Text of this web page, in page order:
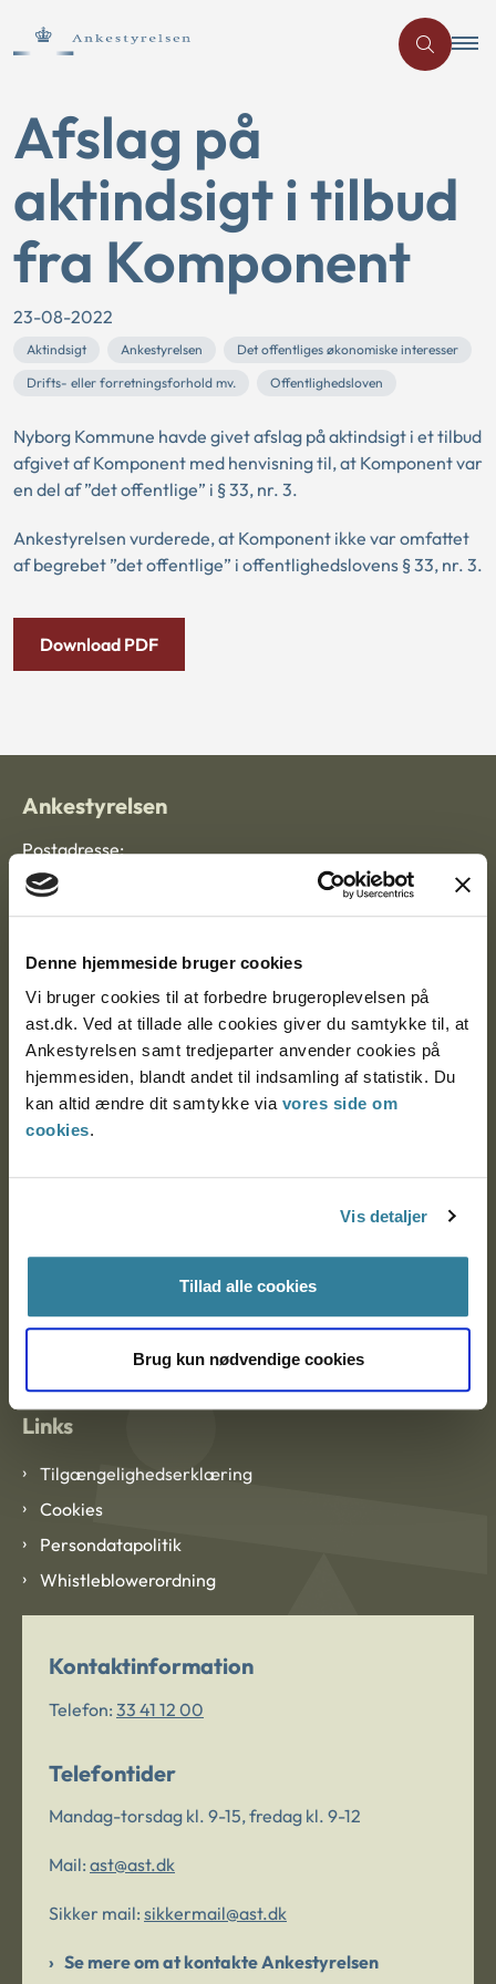
Denne hjemmeside bruger cookies
Vi bruger cookies til at forbedre brugeroplevelsen på
ast.dk. Ved at tillade alle cookies giver du samtykke til, at
Ankestyrelsen samt tredjeparter anvender cookies på
hjemmesiden, blandt andet til indsamling af statistik. Du
kan altid ændre dit samtykke via vores side om
cookies.
Vis detaljer
Tillad alle cookies
Brug kun nødvendige cookies
Afslag på
aktindsigt i tilbud
fra Komponent
23-08-2022
Aktindsigt Ankestyrelsen
Det offentliges økonomiske interesser
Drifts- eller forretningsforhold mv.
Offentlighedsloven
Nyborg Kommune havde givet afslag på aktindsigt i et tilbud
afgivet af Komponent med henvisning til, at Komponent var
en del af ”det offentlige” i § 33, nr. 3.
Ankestyrelsen vurderede, at Komponent ikke var omfattet
af begrebet ”det offentlige” i offentlighedslovens § 33, nr. 3.
Download PDF
Ankestyrelsen
Postadresse:
Nytorv 7, 2. sal
Ankestyrelsen Aalborg
Ankestyrelsen København
Om Ankestyrelsen
Om Ankestyrelsen
Blanketter og kontaktformularer
Links
Tilgængelighedserklæring
Cookies
Persondatapolitik
Whistleblowerordning
Kontaktinformation
Telefon: 33 41 12 00
Telefontider
Mandag-torsdag kl. 9-15, fredag kl. 9-12
Mail: ast@ast.dk
Sikker mail: sikkermail@ast.dk
Se mere om at kontakte Ankestyrelsen